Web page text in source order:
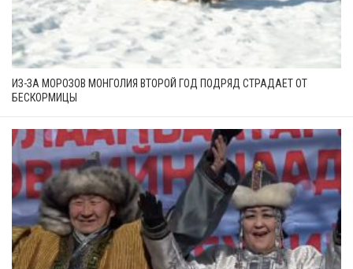
ИЗ-ЗА МОРОЗОВ МОНГОЛИЯ ВТОРОЙ ГОД ПОДРЯД СТРАДАЕТ ОТ
БЕСКОРМИЦЫ